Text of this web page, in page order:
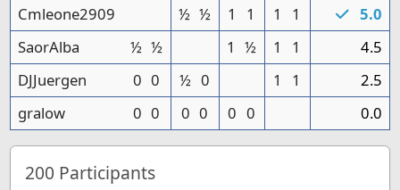
Cmleone2909
½ ½ 1 1 1 1
5.0
SaorAlba
½ ½ 1 ½ 1 1
4.5
DJJuergen
0 0 ½ 0 1 1
2.5
gralow
0 0 0 0 0 0 0.0
200 Participants